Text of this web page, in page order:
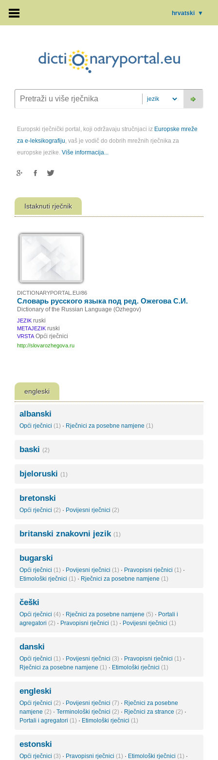
hrvatski ▼
Europski rječnički portal, koji održavaju stručnjaci iz Europske mreže
za e-leksikografiju, vaš je vodič do dobrih mrežnih rječnika za
europske jezike. Više informacija...
Istaknuti rječnik
DICTIONARYPORTAL.EU/86
Словaрь русского языка под ред. Ожегова С.И.
Dictionary of the Russian Language (Ozhegov)
JEZIK ruski
METAJEZIK ruski
VRSTA Opći rječnici
http://slovarozhegova.ru
engleski
albanski
Opći rječnici (1) · Rječnici za posebne namjene (1)
baski (2)
bjeloruski (1)
bretonski
Opći rječnici (2) · Povijesni rječnici (2)
britanski znakovni jezik (1)
bugarski
Opći rječnici (1) · Povijesni rječnici (1) · Pravopisni rječnici (1) ·
Etimološki rječnici (1) · Rječnici za posebne namjene (1)
češki
Opći rječnici (4) · Rječnici za posebne namjene (5) · Portali i
agregatori (2) · Pravopisni rječnici (1) · Povijesni rječnici (1)
danski
Opći rječnici (1) · Povijesni rječnici (3) · Pravopisni rječnici (1) ·
Rječnici za posebne namjene (1) · Etimološki rječnici (1)
engleski
Opći rječnici (2) · Povijesni rječnici (7) · Rječnici za posebne
namjene (2) · Terminološki rječnici (2) · Rječnici za strance (2) ·
Portali i agregatori (1) · Etimološki rječnici (1)
estonski
Opći rječnici (3) · Pravopisni rječnici (1) · Etimološki rječnici (1) ·